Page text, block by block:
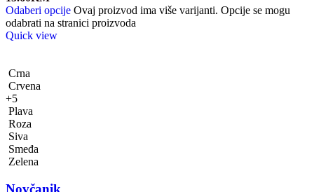
Odaberi opcije Ovaj proizvod ima više varijanti. Opcije se mogu
odabrati na stranici proizvoda
Quick view
Crna
Crvena
+5
Plava
Roza
Siva
Smeđa
Zelena
Novčanik